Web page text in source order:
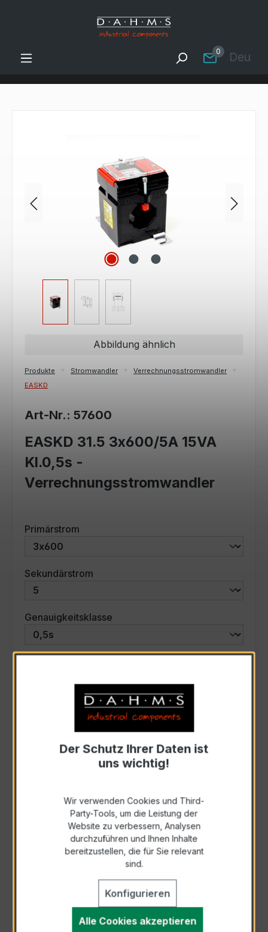
Zum Hauptinhalt springen
0
Abbildung ähnlich
Produkte Stromwandler
Verrechnungsstromwandler
EASKD
Art-Nr.: 57600
EASKD 31.5 3x600/5A 15VA
Kl.0,5s -
Verrechnungsstromwandler
Primärstrom
Sekundärstrom
Genauigkeitsklasse
Auswahl zurücksetzen
Art. Nr.:57600
Zur Sammelanfrage hinzufügen
Anfrage telefonisch
Als PDF exportieren
Der Schutz Ihrer Daten ist
uns wichtig!
Wir verwenden Cookies und Third-
Party-Tools, um die Leistung der
Website zu verbessern, Analysen
durchzuführen und Ihnen Inhalte
bereitzustellen, die für Sie relevant
sind.
Konfigurieren
Alle Cookies akzeptieren